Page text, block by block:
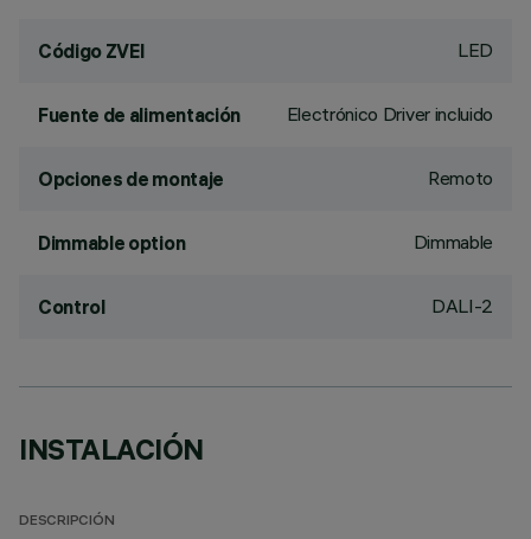
Código ZVEI LED
Fuente de alimentación Electrónico Driver incluido
Opciones de montaje Remoto
Dimmable option Dimmable
Control DALI-2
INSTALACIÓN
DESCRIPCIÓN